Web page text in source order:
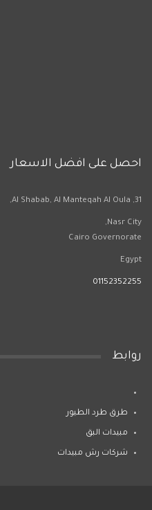
احصل على افضل الاسعار
31, Al Shabab, Al Manteqah Al Oula,
Nasr City,
Cairo Governorate
Egypt
01152352255
روابط
طرق طرد الطيور
مبيدات البق
شركات رش مبيدات